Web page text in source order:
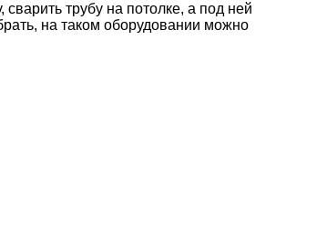
трубу на потолке, а под ней
на таком оборудовании можно